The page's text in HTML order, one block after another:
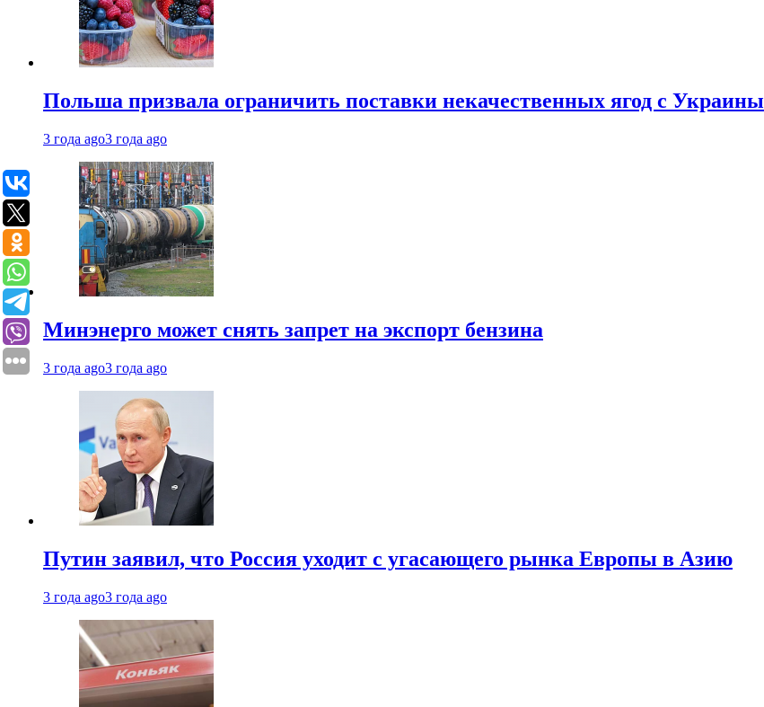
Польша призвала ограничить поставки некачественных ягод с Украины
3 года ago3 года ago
Минэнерго может снять запрет на экспорт бензина
3 года ago3 года ago
Путин заявил, что Россия уходит с угасающего рынка Европы в Азию
3 года ago3 года ago